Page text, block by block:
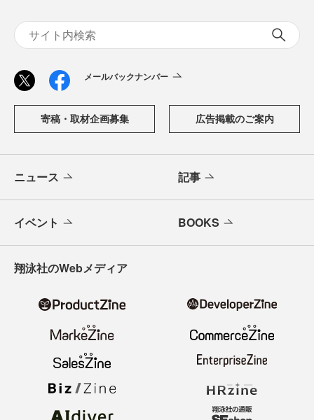
メールバックナンバー
寄稿・取材企画募集 広告掲載のご案内
ニュース 記事
イベント BOOKS
翔泳社のWebメディア